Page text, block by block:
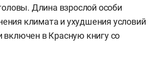
Длина взрослой особи
климата и ухудшения условий
включен в Красную книгу со